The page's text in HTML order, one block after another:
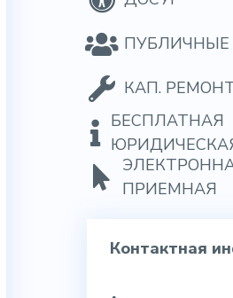
КАП.
БЕСПЛАТНАЯ
ПРИЕМНАЯ
Контактная